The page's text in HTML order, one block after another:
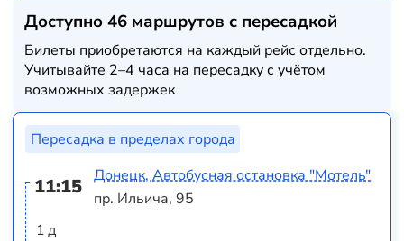
Доступно 46 маршрутов с пересадкой
Билеты приобретаются на каждый рейс отдельно.
Учитывайте 2–4 часа на пересадку с учётом
возможных задержек
Пересадка в пределах города
11:15
1 д
Донецк, Автобусная остановка "Мотель"
пр. Ильича, 95